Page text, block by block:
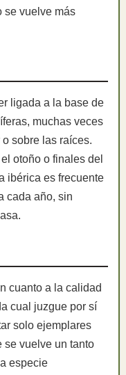
se vuelve más
ligada a la base de
muchas veces
sobre las raíces.
otoño o finales del
ibérica es frecuente
cada año, sin
cuanto a la calidad
cual juzgue por sí
solo ejemplares
se vuelve un tanto
especie